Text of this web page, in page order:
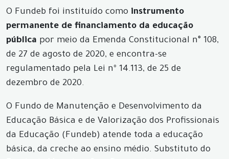
O Fundeb foi instituído como instrumento
permanente de financiamento da educação
pública por meio da Emenda Constitucional n° 108,
de 27 de agosto de 2020, e encontra-se
regulamentado pela Lei nº 14.113, de 25 de
dezembro de 2020.
O Fundo de Manutenção e Desenvolvimento da
Educação Básica e de Valorização dos Profissionais
da Educação (Fundeb) atende toda a educação
básica, da creche ao ensino médio. Substituto do